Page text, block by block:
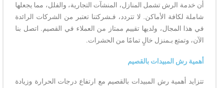
أن خدمة الرش تشمل المنازل، المنشآت التجارية، والفلل، مما يجعلها
شاملة لكافة الأماكن. لا تتردد، فـشركتنا تعتبر من الشركات الرائدة
في هذا المجال، ولديها تقييم ممتاز من العملاء في القصيم. اتصل بنا
الآن، وتمتع بـمنزل خالٍ تمامًا من الحشرات.
أهمية رش المبيدات بالقصيم
تتزايد أهمية رش المبيدات بالقصيم مع ارتفاع درجات الحرارة وزيادة